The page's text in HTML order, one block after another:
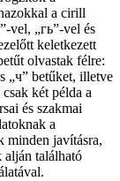
a cirill
vel, „гь”-vel és
keletkezett
olvastak félre:
„ч” betűket, illetve
két példa a
és szakmai
a
minden javításra,
alján található